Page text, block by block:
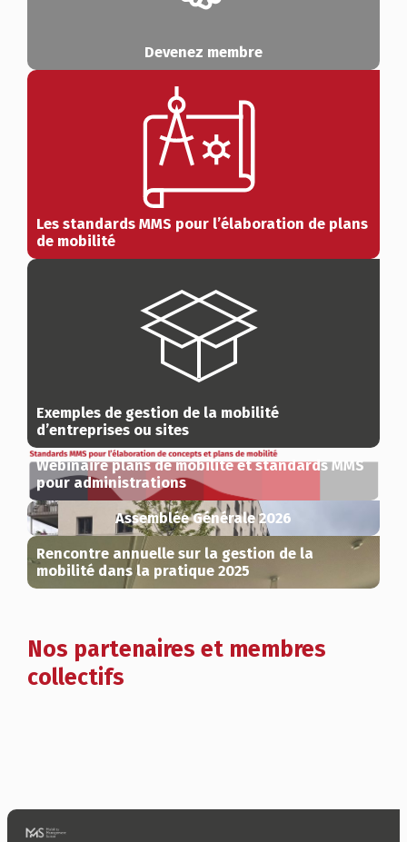
Devenez membre
Les standards MMS pour l’élaboration de plans
de mobilité
Exemples de gestion de la mobilité
d’entreprises ou sites
Webinaire plans de mobilité et standards MMS
pour administrations
Assemblée Générale 2026
Rencontre annuelle sur la gestion de la
mobilité dans la pratique 2025
Nos partenaires et membres
collectifs